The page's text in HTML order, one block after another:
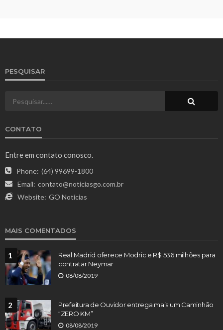
PESQUISAR
CONTATO
Entre em contato conosco.
Phone: (64) 99699-1800
Email: contato@noticiasgo.com.br
Website: GO Notícias
MAIS COMENTADOS
1
Real Madrid oferece Modric e R$ 536 milhões para
contratar Neymar
08/08/2019
2
Prefeitura de Ouvidor entrega mais um Caminhão
“ZERO KM”
08/08/2019